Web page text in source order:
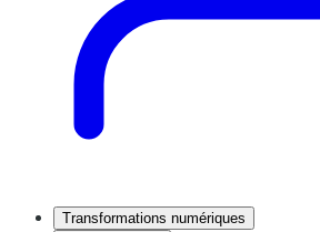
Transformations numériques